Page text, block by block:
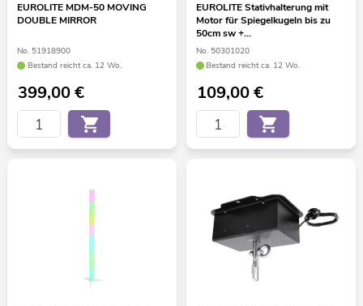
EUROLITE MDM-50 MOVING
DOUBLE MIRROR
No. 51918900
Bestand reicht ca. 12 Wo.
399,00€
EUROLITE Stativhalterung mit
Motor für Spiegelkugeln bis zu
50cm sw +
Schnellverbindungsglied
No. 50301020
Bestand reicht ca. 12 Wo.
109,00€